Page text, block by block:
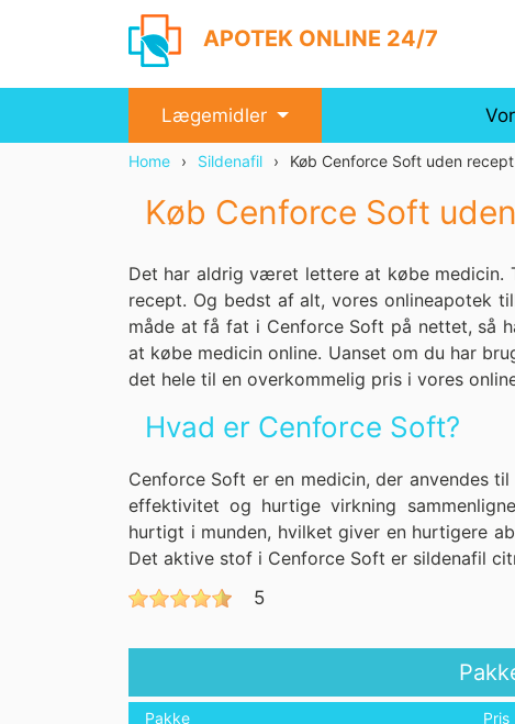
APOTEK ONLINE 24/7
Lægemidler
Home Sildenafil Køb Cenforce Soft uden recept
Køb Cenforce Soft
Det har aldrig været lettere at købe medicin.
recept. Og bedst af alt, vores onlineapotek
måde at få fat i Cenforce Soft på nettet, så
at købe medicin online. Uanset om du har
det hele til en overkommelig pris i vores
Hvad er Cenforce Soft?
Cenforce Soft er en medicin, der anvendes
effektivitet og hurtige virkning
hurtigt i munden, hvilket giver en hurtigere
Det aktive stof i Cenforce Soft er sildenafil
5
Pakke Pris